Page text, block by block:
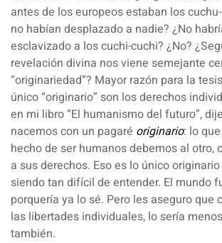
antes de los europeos estaban los
no habían desplazado a nadie? ¿No
esclavizado a los cuchi-cuchi? ¿No?
revelación divina nos viene semejante
“originariedad”? Mayor razón para la
único “originario” son los derechos
en mi libro “El humanismo del futuro”,
nacemos con un pagaré originario: lo
hecho de ser humanos debemos al otro,
a sus derechos. Eso es lo único
siendo tan difícil de entender. El mundo
porquería ya lo sé. Pero les aseguro que
las libertades individuales, lo sería
también.